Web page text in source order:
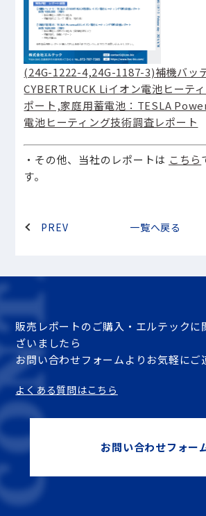
(24G-1222-4,24G-1187-3)補機バッ
CYBERTRUCK Liイオン電池ヒーテ
ポート,家庭用蓄電池：TESLA
電池ヒーティング技術調査レポート
・その他、当社のレポートは こちら
す。
PREV 一覧へ戻る
販売レポートのご購入・エルテックに
ざいましたら
お問い合わせフォームよりお気軽にご
よくある質問はこちら
お問い合わせフォー